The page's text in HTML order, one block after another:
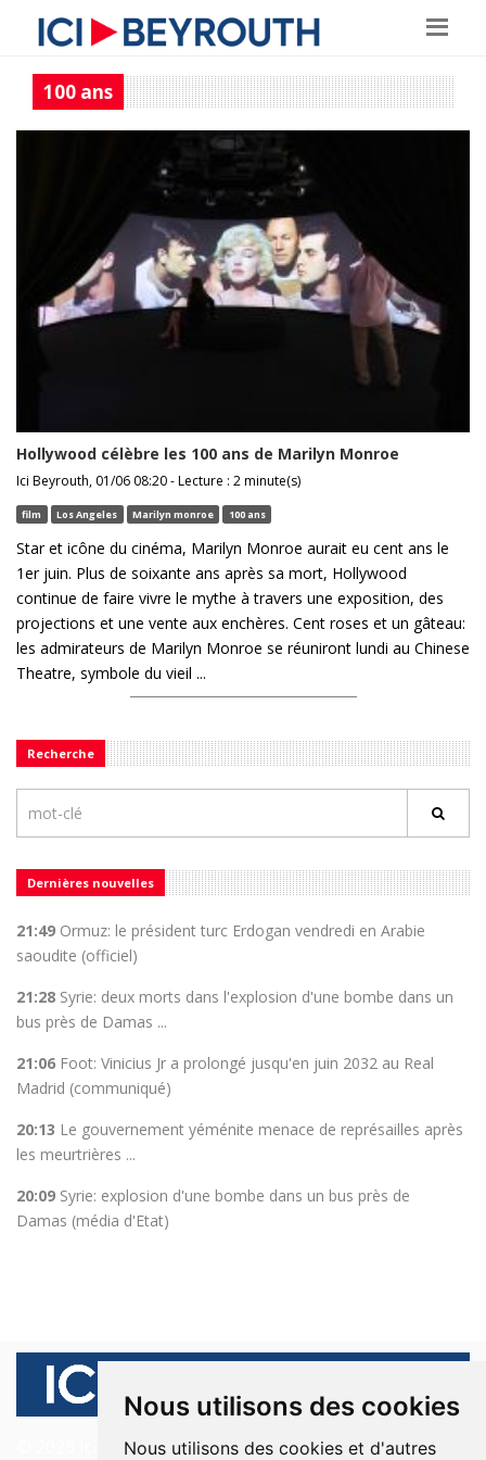
Nous utilisons des cookies
Nous utilisons des cookies et d'autres
100 ans
Hollywood célèbre les 100 ans de Marilyn Monroe
Ici Beyrouth, 01/06 08:20 - Lecture : 2 minute(s)
film Los Angeles Marilyn monroe 100 ans
Star et icône du cinéma, Marilyn Monroe aurait eu cent ans le
1er juin. Plus de soixante ans après sa mort, Hollywood
continue de faire vivre le mythe à travers une exposition, des
projections et une vente aux enchères. Cent roses et un gâteau:
les admirateurs de Marilyn Monroe se réuniront lundi au Chinese
Theatre, symbole du vieil ...
Recherche
Dernières nouvelles
21:49 Ormuz: le président turc Erdogan vendredi en Arabie
saoudite (officiel)
21:28 Syrie: deux morts dans l'explosion d'une bombe dans un
bus près de Damas ...
21:06 Foot: Vinicius Jr a prolongé jusqu'en juin 2032 au Real
Madrid (communiqué)
20:13 Le gouvernement yéménite menace de représailles après
les meurtrières ...
20:09 Syrie: explosion d'une bombe dans un bus près de
Damas (média d'Etat)
© 2026 Ici Beyrouth. Tous les droits sont réservés.